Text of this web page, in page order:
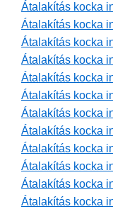
Átalakítás kocka
Átalakítás kocka
Átalakítás kocka
Átalakítás kocka
Átalakítás kocka
Átalakítás kocka
Átalakítás kocka
Átalakítás kocka
Átalakítás kocka
Átalakítás kocka
Átalakítás kocka
Átalakítás kocka